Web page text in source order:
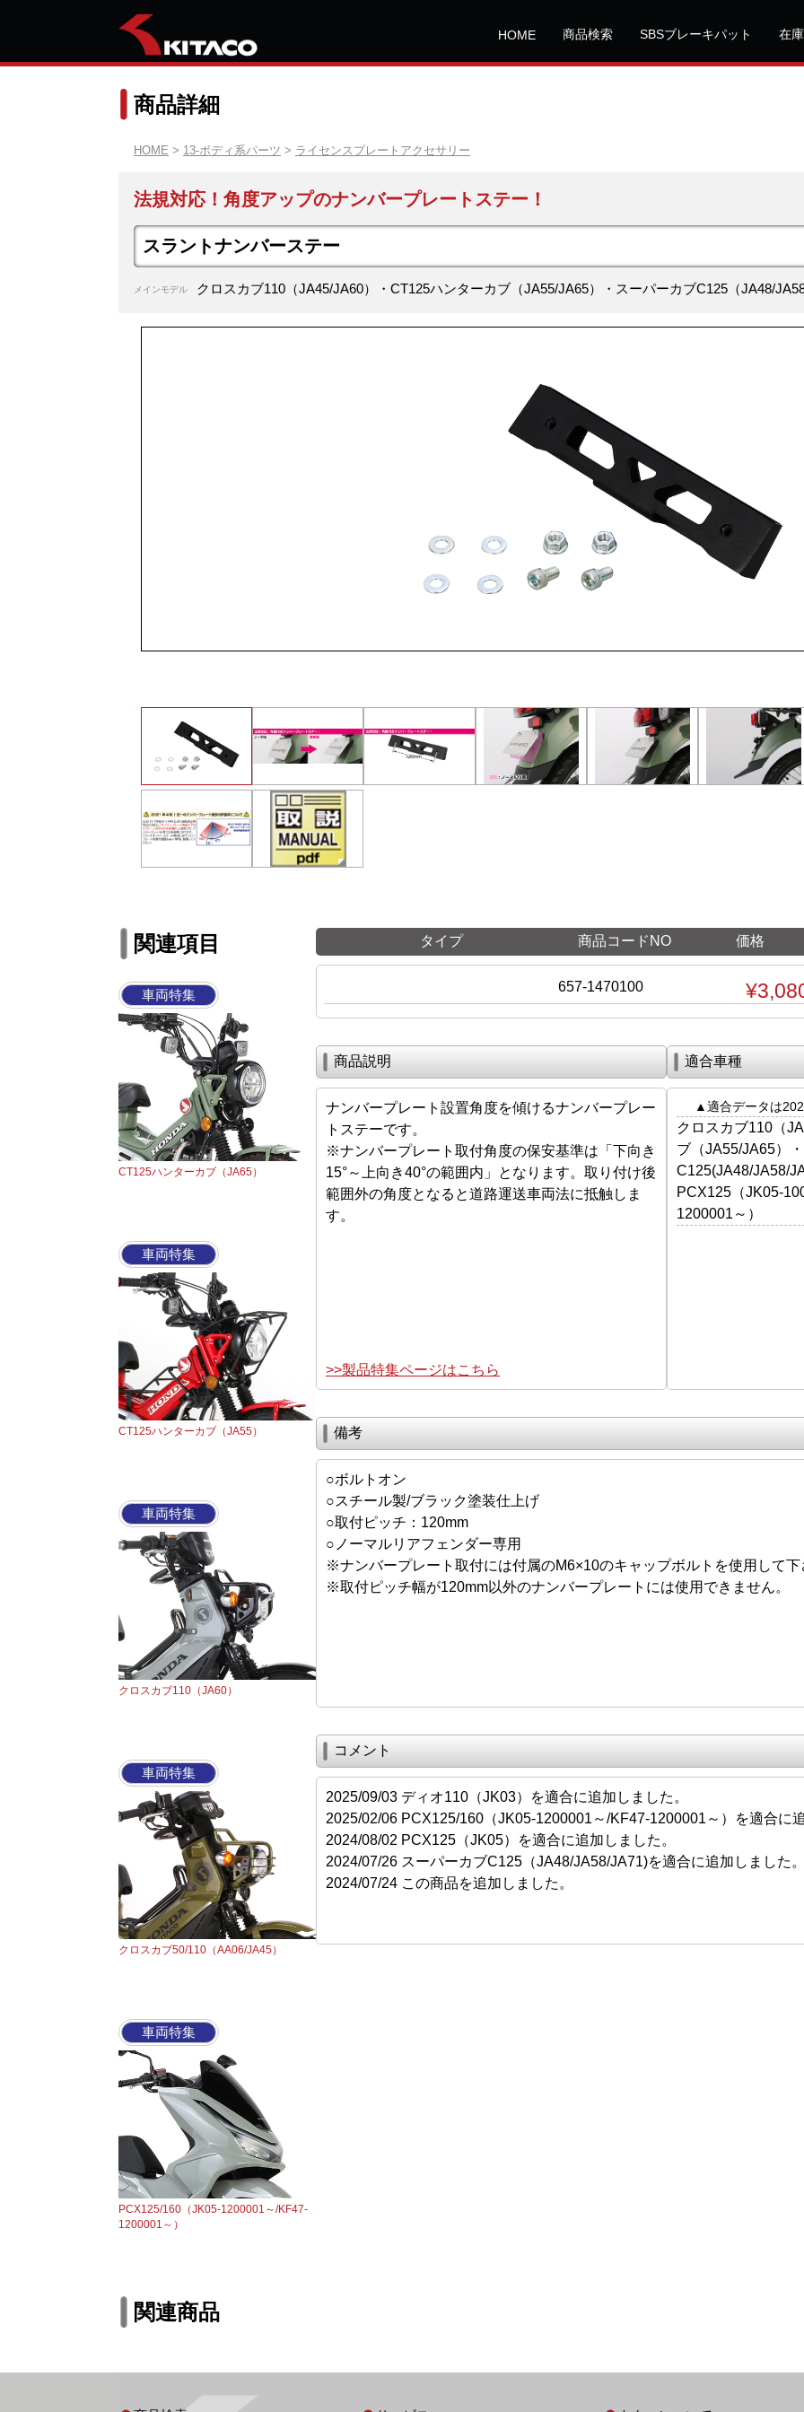
HOME 商品検索 SBSブレーキパット 在
商品詳細
HOME > 13-ボディ系パーツ > ライセンスプレートアクセサリー
法規対応！角度アップのナンバープレートステー！
スラントナンバーステー
メインモデル クロスカブ110（JA45/JA60）・CT125ハンターカブ（JA55/JA65）・スーパーカブC125（JA48/
関連項目
車両特集
CT125ハンターカブ（JA65）
車両特集
CT125ハンターカブ（JA55）
車両特集
クロスカブ110（JA60）
車両特集
クロスカブ50/110（AA06/JA45）
車両特集
PCX125/160（JK05-1200001～/KF47-
1200001～）
タイプ 商品コードNO 価格
657-1470100
商品説明
ナンバープレート設置角度を傾けるナンバープレー
トステーです。
※ナンバープレート取付角度の保安基準は「下向き
15°～上向き40°の範囲内」となります。取り付け後
範囲外の角度となると道路運送車両法に抵触しま
す。
>>製品特集ページはこちら
適合車種
▲適合データは
クロスカブ110（
ブ（JA55/JA65）
C125(JA48/JA58/
PCX125（JK05-
1200001～）
備考
○ボルトオン
○スチール製/ブラック塗装仕上げ
○取付ピッチ：120mm
○ノーマルリアフェンダー専用
※ナンバープレート取付には付属のM6×10のキャップボルトを使用して下
※取付ピッチ幅が120mm以外のナンバープレートには使用できません。
コメント
2025/09/03 ディオ110（JK03）を適合に追加しました。
2025/02/06 PCX125/160（JK05-1200001～/KF47-1200001～）を適合に
2024/08/02 PCX125（JK05）を適合に追加しました。
2024/07/26 スーパーカブC125（JA48/JA58/JA71)を適合に追加しました
2024/07/24 この商品を追加しました。
関連商品